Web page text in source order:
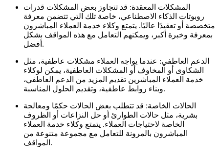
المشكلات المعقدة: قد تتجاوز بعض المشكلات قدرات
روبوتات الذكاء الاصطناعي، خاصة تلك التي تتضمن معرفة
متخصصة أو تعقيدًا عاليًا. يتمتع وكلاء خدمة العملاء المباشرون
بمعرفة وخبرة أكبر، ويمكنهم التعامل مع هذه المواقف بشكل
أفضل.
الدعم العاطفي: عندما يواجه العملاء مشكلات عاطفية، مثل
الشكاوى أو المخاوف أو المشكلات العاطفية، يمكن لوكلاء
خدمة العملاء المباشرين تقديم المزيد من الدعم العاطفي،
وبناء روابط عاطفية، وتقديم الحلول المناسبة.
الحالات الخاصة: قد تتطلب بعض الحالات حكمًا ومعالجة
بشرية، مثل حالات الطوارئ أو حل النزاعات أو الظروف
الخاصة لاحتياجات العملاء. يتمتع وكلاء خدمة العملاء
المباشرون بالمرونة للتعامل مع مجموعة متنوعة من
المواقف.